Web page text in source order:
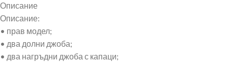
Описание
Описание:
• прав модел;
• два долни джоба;
• два нагръдни джоба с капаци;